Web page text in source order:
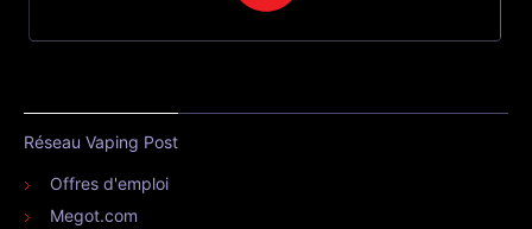
Réseau Vaping Post
Offres d'emploi
Megot.com